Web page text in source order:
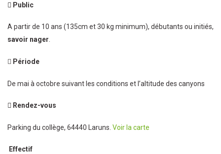
Public
A partir de 10 ans (135cm et 30 kg minimum), débutants ou initiés,
savoir nager.
Période
De mai à octobre suivant les conditions et l’altitude des canyons
Rendez-vous
Parking du collège, 64440 Laruns. Voir la carte
Effectif